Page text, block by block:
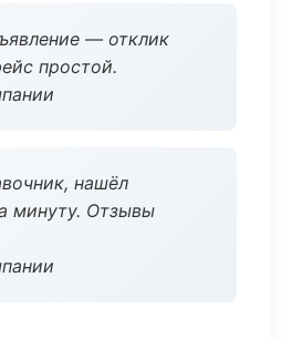
— отклик
простой.
нашёл
минуту. Отзывы